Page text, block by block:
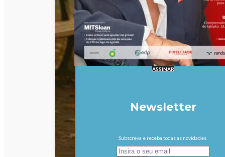
ASSINAR
Newsletter
Subscreva e receba todas as novidades.